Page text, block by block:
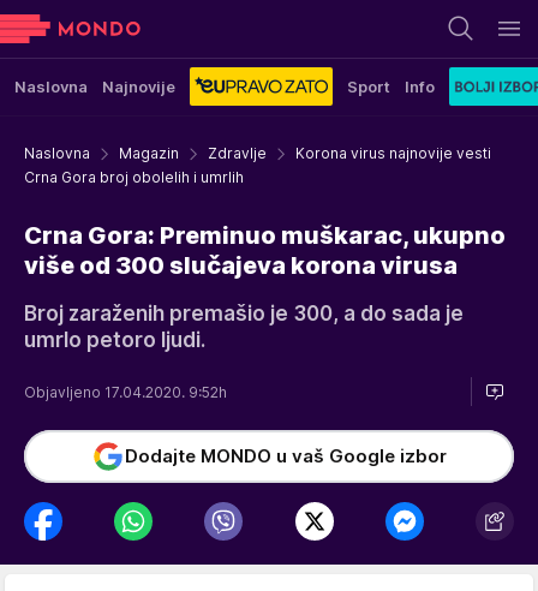
Naslovna Najnovije Sport Info
Naslovna Magazin Zdravlje
Korona virus najnovije vesti
Crna Gora broj obolelih i umrlih
Crna Gora: Preminuo muškarac, ukupno
više od 300 slučajeva korona virusa
Broj zaraženih premašio je 300, a do sada je
umrlo petoro ljudi.
Objavljeno 17.04.2020. 9:52h
Dodajte MONDO u vaš Google izbor